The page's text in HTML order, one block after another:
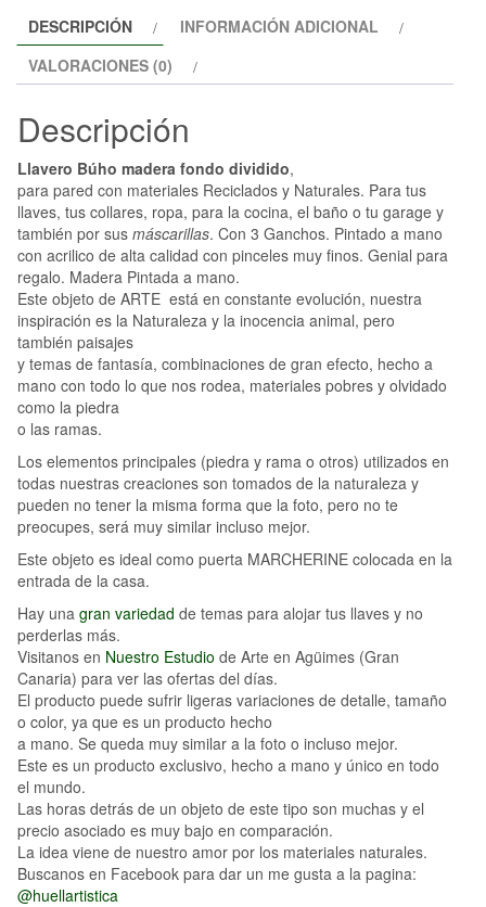
DESCRIPCIÓN
INFORMACIÓN ADICIONAL
VALORACIONES (0)
Descripción
Llavero Búho madera fondo dividido,
para pared con materiales Reciclados y Naturales. Para tus
llaves, tus collares, ropa, para la cocina, el baño o tu garage y
también por sus máscarillas. Con 3 Ganchos. Pintado a mano
con acrilico de alta calidad con pinceles muy finos. Genial para
regalo. Madera Pintada a mano.
Este objeto de ARTE está en constante evolución, nuestra
inspiración es la Naturaleza y la inocencia animal, pero
también paisajes
y temas de fantasía, combinaciones de gran efecto, hecho a
mano con todo lo que nos rodea, materiales pobres y olvidado
como la piedra
o las ramas.
Los elementos principales (piedra y rama o otros) utilizados en
todas nuestras creaciones son tomados de la naturaleza y
pueden no tener la misma forma que la foto, pero no te
preocupes, será muy similar incluso mejor.
Este objeto es ideal como puerta MARCHERINE colocada en la
entrada de la casa.
Hay una gran variedad de temas para alojar tus llaves y no
perderlas más.
Visitanos en Nuestro Estudio de Arte en Agüimes (Gran
Canaria) para ver las ofertas del días.
El producto puede sufrir ligeras variaciones de detalle, tamaño
o color, ya que es un producto hecho
a mano. Se queda muy similar a la foto o incluso mejor.
Este es un producto exclusivo, hecho a mano y único en todo
el mundo.
Las horas detrás de un objeto de este tipo son muchas y el
precio asociado es muy bajo en comparación.
La idea viene de nuestro amor por los materiales naturales.
Buscanos en Facebook para dar un me gusta a la pagina:
@huellartistica